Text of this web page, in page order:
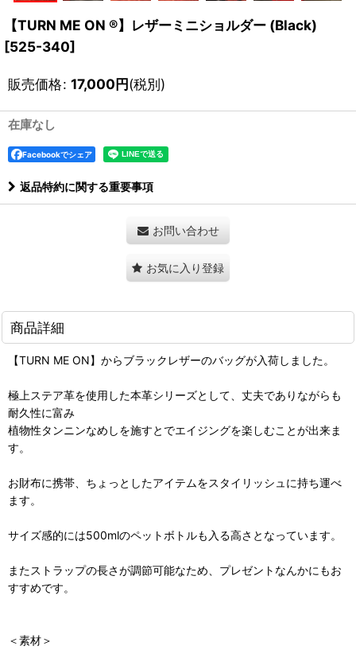
【TURN ME ON ®】レザーミニショルダー (Black)
[525-340]
販売価格: 17,000円(税別)
在庫なし
Facebookでシェア
返品特約に関する重要事項
お問い合わせ
お気に入り登録
商品詳細
【TURN ME ON】からブラックレザーのバッグが入荷しました。
極上ステア革を使用した本革シリーズとして、丈夫でありながらも
耐久性に富み
植物性タンニンなめしを施すとでエイジングを楽しむことが出来ま
す。
お財布に携帯、ちょっとしたアイテムをスタイリッシュに持ち運べ
ます。
サイズ感的には500mlのペットボトルも入る高さとなっています。
またストラップの長さが調節可能なため、プレゼントなんかにもお
すすめです。
＜素材＞